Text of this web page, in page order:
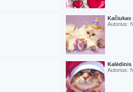
Kačiukas
Autorius:
Kalėdinis
Autorius: